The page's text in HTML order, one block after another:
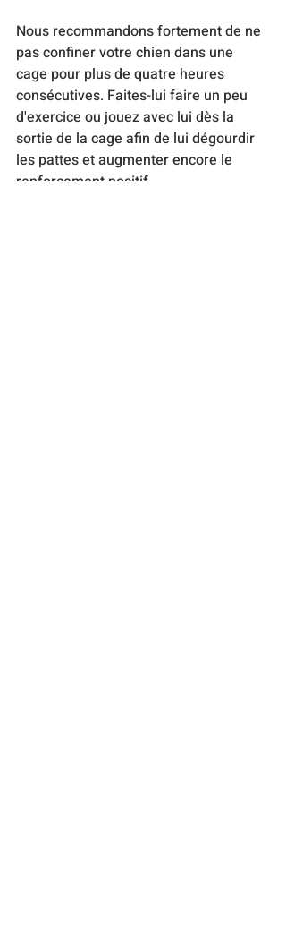
Nous recommandons fortement de ne
pas confiner votre chien dans une
cage pour plus de quatre heures
consécutives. Faites-lui faire un peu
d'exercice ou jouez avec lui dès la
sortie de la cage afin de lui dégourdir
les pattes et augmenter encore le
renforcement positif.